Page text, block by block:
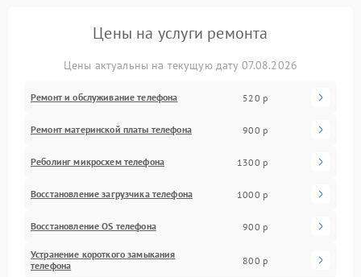
Цены на услуги ремонта
Цены актуальны на текущую дату 07.08.2026
Ремонт и обслуживание телефона 520 р
Ремонт материнской платы телефона 900 р
Реболинг микросхем телефона 1300 р
Восстановление загрузчика телефона 1000 р
Восстановление OS телефона 900 р
Устранение короткого замыкания
телефона
800 р